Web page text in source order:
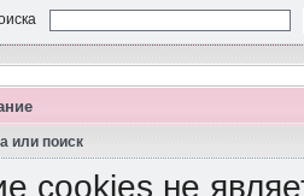
или поиск
cookies не